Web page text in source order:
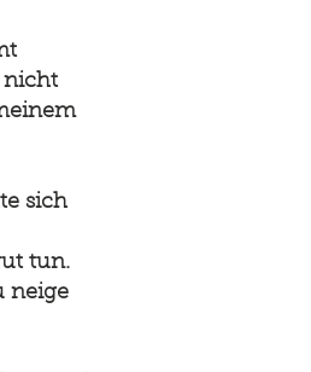
nicht
sich
tun.
neige